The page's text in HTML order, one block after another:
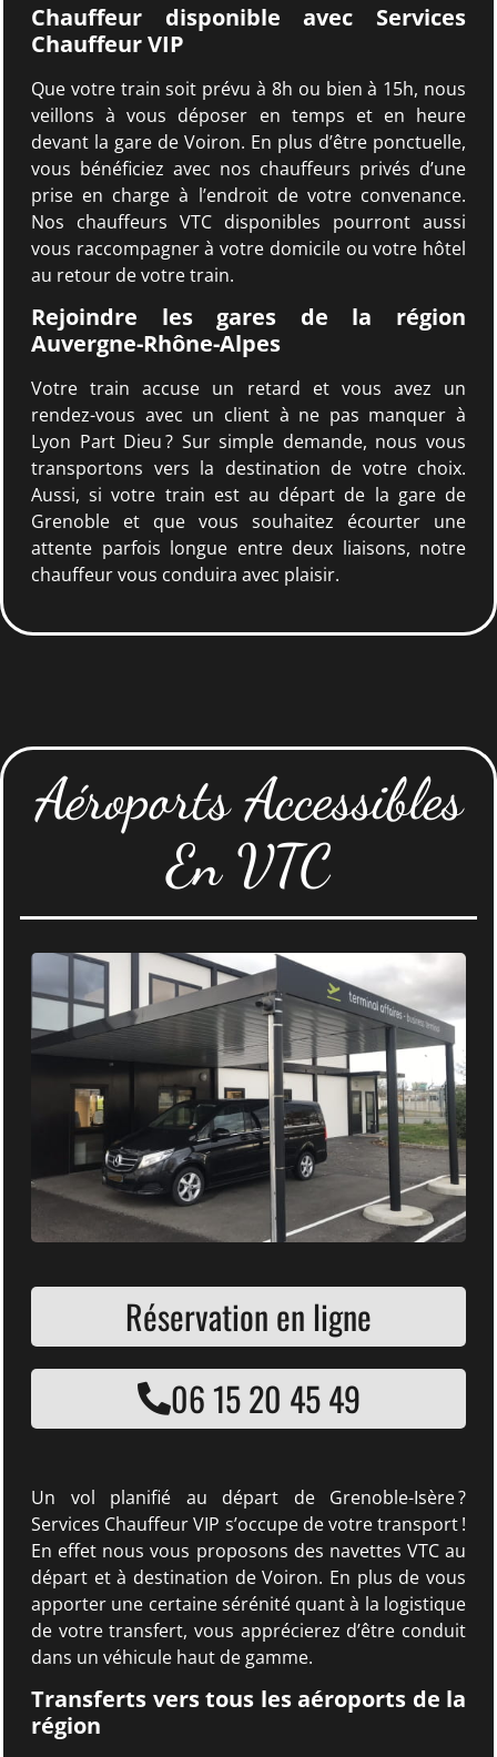
Chauffeur disponible avec Services
Chauffeur VIP
Que votre train soit prévu à 8h ou bien à 15h, nous
veillons à vous déposer en temps et en heure
devant la gare de Voiron. En plus d’être ponctuelle,
vous bénéficiez avec nos chauffeurs privés d’une
prise en charge à l’endroit de votre convenance.
Nos chauffeurs VTC disponibles pourront aussi
vous raccompagner à votre domicile ou votre hôtel
au retour de votre train.
Rejoindre les gares de la région
Auvergne-Rhône-Alpes
Votre train accuse un retard et vous avez un
rendez-vous avec un client à ne pas manquer à
Lyon Part Dieu ? Sur simple demande, nous vous
transportons vers la destination de votre choix.
Aussi, si votre train est au départ de la gare de
Grenoble et que vous souhaitez écourter une
attente parfois longue entre deux liaisons, notre
chauffeur vous conduira avec plaisir.
Aéroports Accessibles
En VTC
Réservation en ligne
06 15 20 45 49
Un vol planifié au départ de Grenoble-Isère ?
Services Chauffeur VIP s’occupe de votre transport !
En effet nous vous proposons des navettes VTC au
départ et à destination de Voiron. En plus de vous
apporter une certaine sérénité quant à la logistique
de votre transfert, vous apprécierez d’être conduit
dans un véhicule haut de gamme.
Transferts vers tous les aéroports de la
région